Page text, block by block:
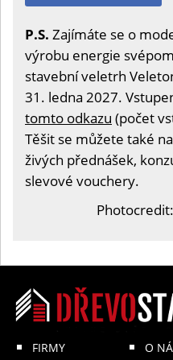
P.S. Zajímáte se o
výrobu energie
stavební veletrh
31. ledna 2027.
tomto odkazu (počet
Těšit se můžete také
živých přednášek,
slevové vouchery.
FIRMY
O